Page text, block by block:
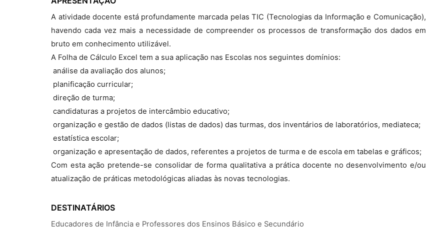
A atividade docente está profundamente marcada pelas TIC (Tecnologias da Informação e Comunicação),
havendo cada vez mais a necessidade de compreender os processos de transformação dos dados em
bruto em conhecimento utilizável.
A Folha de Cálculo Excel tem a sua aplicação nas Escolas nos seguintes domínios:
 análise da avaliação dos alunos;
 planificação curricular;
 direção de turma;
 candidaturas a projetos de intercâmbio educativo;
 organização e gestão de dados (listas de dados) das turmas, dos inventários de laboratórios, mediateca;
 estatística escolar;
 organização e apresentação de dados, referentes a projetos de turma e de escola em tabelas e gráficos;
Com esta ação pretende-se consolidar de forma qualitativa a prática docente no desenvolvimento e/ou
atualização de práticas metodológicas aliadas às novas tecnologias.
DESTINATÁRIOS
Educadores de Infância e Professores dos Ensinos Básico e Secundário